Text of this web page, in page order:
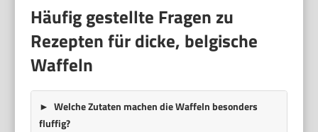
Häufig gestellte Fragen zu
Rezepten für dicke, belgische
Waffeln
Welche Zutaten machen die Waffeln besonders
fluffig?